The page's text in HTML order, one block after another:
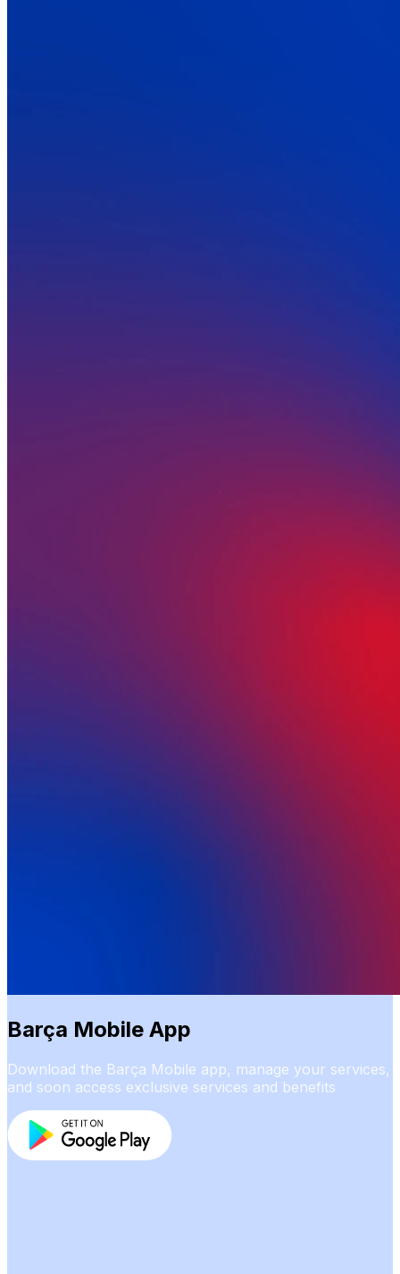
Barça Mobile App
Download the Barça Mobile app, manage your services,
and soon access exclusive services and benefits